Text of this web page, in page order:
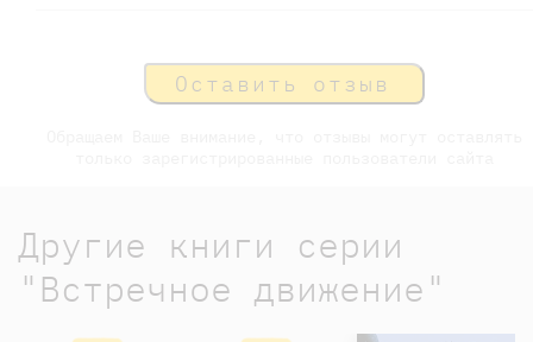
Оставить отзыв
Другие книги серии
"Встречное движение"